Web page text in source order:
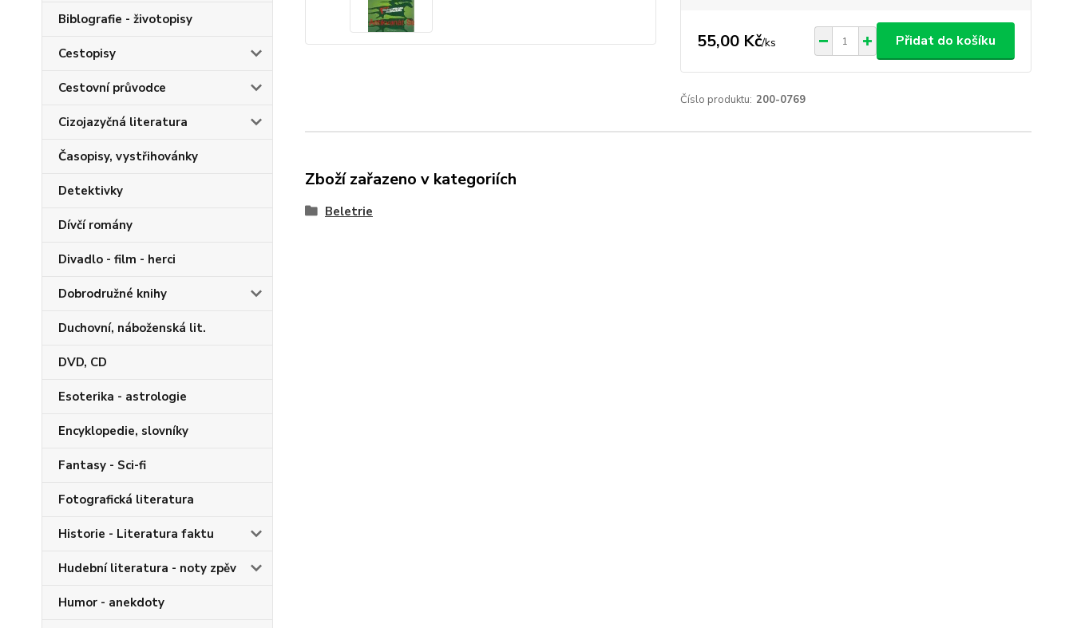
Biblografie - životopisy
Cestopisy
Cestovní průvodce
Cizojazyčná literatura
Časopisy, vystřihovánky
Detektivky
Dívčí romány
Divadlo - film - herci
Dobrodružné knihy
Duchovní, náboženská lit.
DVD, CD
Esoterika - astrologie
Encyklopedie, slovníky
Fantasy - Sci-fi
Fotografická literatura
Historie - Literatura faktu
Hudební literatura - noty zpěv
Humor - anekdoty
55,00 Kč/ks Přidat do košíku
Číslo produktu: 200-0769
Zboží zařazeno v kategoriích
Beletrie